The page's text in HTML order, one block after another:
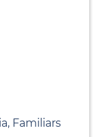
Familiars